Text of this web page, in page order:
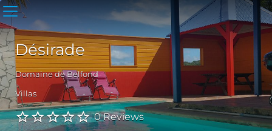
Désirade
Domaine de Belfond
Villas
0 Reviews